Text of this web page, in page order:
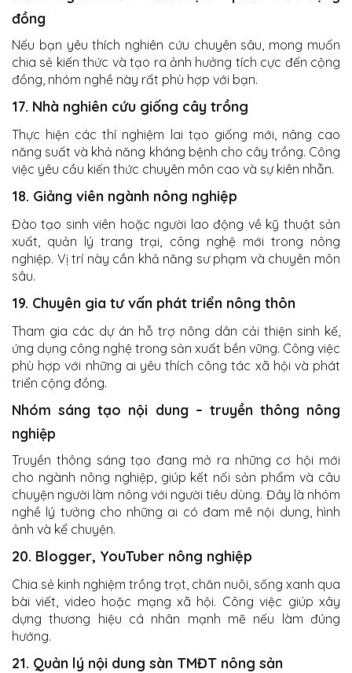
đồng
Nếu bạn yêu thích nghiên cứu chuyên sâu, mong muốn
chia sẻ kiến thức và tạo ra ảnh hưởng tích cực đến cộng
đồng, nhóm nghề này rất phù hợp với bạn.
17. Nhà nghiên cứu giống cây trồng
Thực hiện các thí nghiệm lai tạo giống mới, nâng cao
năng suất và khả năng kháng bệnh cho cây trồng. Công
việc yêu cầu kiến thức chuyên môn cao và sự kiên nhẫn.
18. Giảng viên ngành nông nghiệp
Đào tạo sinh viên hoặc người lao động về kỹ thuật sản
xuất, quản lý trang trại, công nghệ mới trong nông
nghiệp. Vị trí này cần khả năng sư phạm và chuyên môn
sâu.
19. Chuyên gia tư vấn phát triển nông thôn
Tham gia các dự án hỗ trợ nông dân cải thiện sinh kế,
ứng dụng công nghệ trong sản xuất bền vững. Công việc
phù hợp với những ai yêu thích công tác xã hội và phát
triển cộng đồng.
Nhóm sáng tạo nội dung – truyền thông nông
nghiệp
Truyền thông sáng tạo đang mở ra những cơ hội mới
cho ngành nông nghiệp, giúp kết nối sản phẩm và câu
chuyện người làm nông với người tiêu dùng. Đây là nhóm
nghề lý tưởng cho những ai có đam mê nội dung, hình
ảnh và kể chuyện.
20. Blogger, YouTuber nông nghiệp
Chia sẻ kinh nghiệm trồng trọt, chăn nuôi, sống xanh qua
bài viết, video hoặc mạng xã hội. Công việc giúp xây
dựng thương hiệu cá nhân mạnh mẽ nếu làm đúng
hướng.
21. Quản lý nội dung sàn TMĐT nông sản